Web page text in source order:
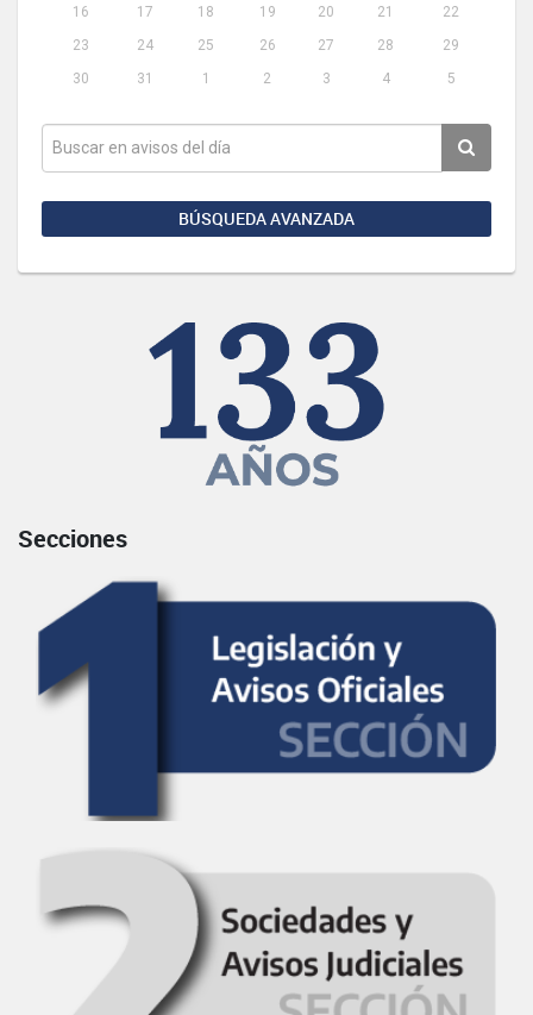
16
17 18 19 20 21
22
23
24 25 26 27 28
29
30
31 1 2 3 4 5
BÚSQUEDA AVANZADA
Secciones